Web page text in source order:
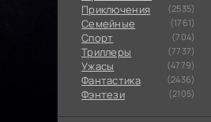
Приключения (2535)
Семейные (1761)
Cпорт (704)
Триллеры (7737)
Ужасы (4779)
Фантастика (2436)
Фэнтези (2105)